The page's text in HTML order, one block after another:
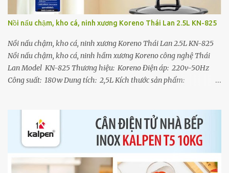
cực ngon - Hầm gà, kho cá, nấu chè, làm sô cô la... - 2 chức năng
nấu chậm, nấu nhanh - Cháo nhuyễn, mịn và giữ nguyên chất
dinh dưỡng - Sản phẩm đạt tiêu chuẩn chất lượng Châu Âu . Được
sản xuất và giám sát bởi Tập đoàn Elmich Cộng hòa Séc Giới ...
Nồi nấu chậm, kho cá, ninh xương Koreno Thái Lan 2.5L KN-825
Nồi nấu chậm, kho cá, ninh xương Koreno Thái Lan 2.5L KN-825
Nồi nấu chậm, kho cá, ninh hầm xương Koreno công nghệ Thái
Lan Model KN-825 Thương hiệu: Koreno Điện áp: 220v-50Hz
Công suất: 180w Dung tích: 2,5L Kích thước sản phẩm:
Lan Bảo hành 12 tháng chính hãng Đặc điểm nổi bật - Chất liệu:
Lòng nồi bằng gốm cao cấp, vung kính chịu nhiệt. - Dung tích: 2.5
lít. - Công suất: 180W, tiết kiệm điện. - Chế độ nấu: 3 chế độ (kho
cá, ninh xương, nấu cháo). - Điều khiển: Núm vặn cơ. - Công dụng
chính: Kho cá (cá nhừ cả xương), ninh xương (nhừ nhanh), nấu